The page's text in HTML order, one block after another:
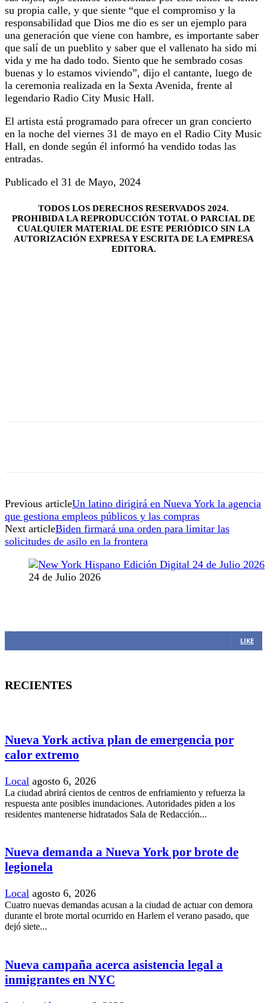
su propia calle, y que siente “que el compromiso y la
responsabilidad que Dios me dio es ser un ejemplo para
una generación que viene con hambre, es importante saber
que salí de un pueblito y saber que el vallenato ha sido mi
vida y me ha dado todo. Siento que he sembrado cosas
buenas y lo estamos viviendo”, dijo el cantante, luego de
la ceremonia realizada en la Sexta Avenida, frente al
legendario Radio City Music Hall.
El artista está programado para ofrecer un gran concierto
en la noche del viernes 31 de mayo en el Radio City Music
Hall, en donde según él informó ha vendido todas las
entradas.
Publicado el 31 de Mayo, 2024
TODOS LOS DERECHOS RESERVADOS 2024.
PROHIBIDA LA REPRODUCCIÓN TOTAL O PARCIAL DE
CUALQUIER MATERIAL DE ESTE PERIÓDICO SIN LA
AUTORIZACIÓN EXPRESA Y ESCRITA DE LA EMPRESA
EDITORA.
Previous articleUn latino dirigirá en Nueva York la agencia
que gestiona empleos públicos y las compras
Next articleBiden firmará una orden para limitar las
solicitudes de asilo en la frontera
24 de Julio 2026
LIKE
RECIENTES
Nueva York activa plan de emergencia por
calor extremo
Local agosto 6, 2026
La ciudad abrirá cientos de centros de enfriamiento y refuerza la
respuesta ante posibles inundaciones. Autoridades piden a los
residentes mantenerse hidratados Sala de Redacción...
Nueva demanda a Nueva York por brote de
legionela
Local agosto 6, 2026
Cuatro nuevas demandas acusan a la ciudad de actuar con demora
durante el brote mortal ocurrido en Harlem el verano pasado, que
dejó siete...
Nueva campaña acerca asistencia legal a
inmigrantes en NYC